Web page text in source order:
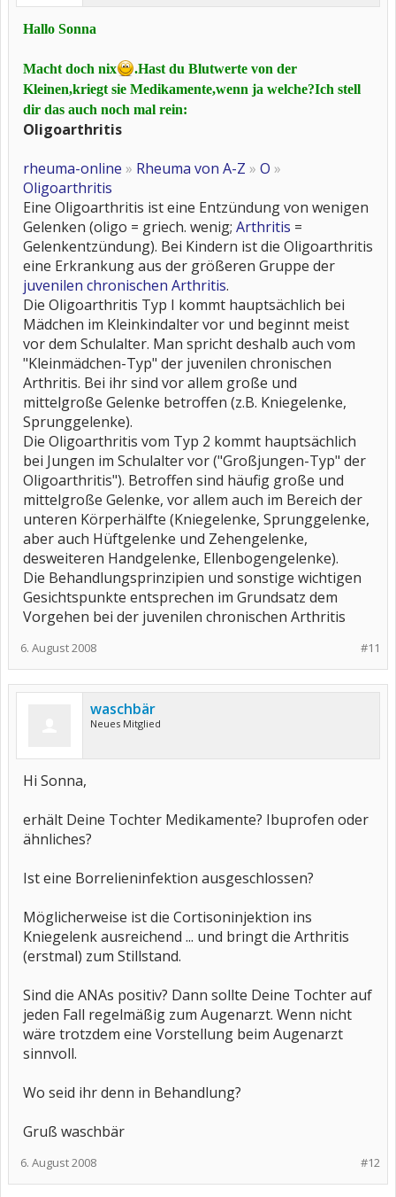
Hallo Sonna
Macht doch nix
.Hast du Blutwerte von der
Kleinen,kriegt sie Medikamente,wenn ja welche?Ich stell
dir das auch noch mal rein:
Oligoarthritis
rheuma-online » Rheuma von A-Z » O »
Oligoarthritis
Eine Oligoarthritis ist eine Entzündung von wenigen
Gelenken (oligo = griech. wenig; Arthritis =
Gelenkentzündung). Bei Kindern ist die Oligoarthritis
eine Erkrankung aus der größeren Gruppe der
juvenilen chronischen Arthritis.
Die Oligoarthritis Typ I kommt hauptsächlich bei
Mädchen im Kleinkindalter vor und beginnt meist
vor dem Schulalter. Man spricht deshalb auch vom
"Kleinmädchen-Typ" der juvenilen chronischen
Arthritis. Bei ihr sind vor allem große und
mittelgroße Gelenke betroffen (z.B. Kniegelenke,
Sprunggelenke).
Die Oligoarthritis vom Typ 2 kommt hauptsächlich
bei Jungen im Schulalter vor ("Großjungen-Typ" der
Oligoarthritis"). Betroffen sind häufig große und
mittelgroße Gelenke, vor allem auch im Bereich der
unteren Körperhälfte (Kniegelenke, Sprunggelenke,
aber auch Hüftgelenke und Zehengelenke,
desweiteren Handgelenke, Ellenbogengelenke).
Die Behandlungsprinzipien und sonstige wichtigen
Gesichtspunkte entsprechen im Grundsatz dem
Vorgehen bei der juvenilen chronischen Arthritis
#11
6. August 2008
waschbär
Neues Mitglied
Hi Sonna,
erhält Deine Tochter Medikamente? Ibuprofen oder
ähnliches?
Ist eine Borrelieninfektion ausgeschlossen?
Möglicherweise ist die Cortisoninjektion ins
Kniegelenk ausreichend ... und bringt die Arthritis
(erstmal) zum Stillstand.
Sind die ANAs positiv? Dann sollte Deine Tochter auf
jeden Fall regelmäßig zum Augenarzt. Wenn nicht
wäre trotzdem eine Vorstellung beim Augenarzt
sinnvoll.
Wo seid ihr denn in Behandlung?
Gruß waschbär
#12
6. August 2008